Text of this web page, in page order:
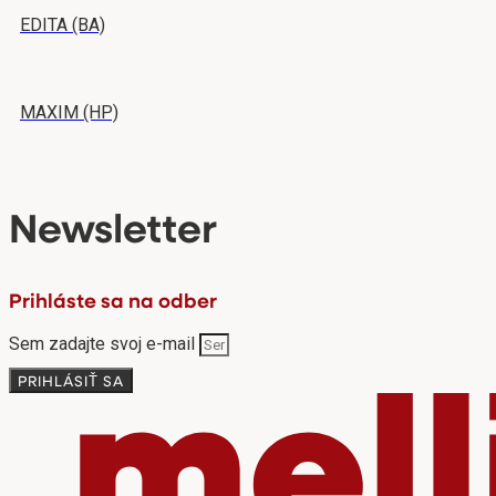
EDITA (BA)
MAXIM (HP)
Newsletter
Prihláste sa na odber
Sem zadajte svoj e-mail
PRIHLÁSIŤ SA